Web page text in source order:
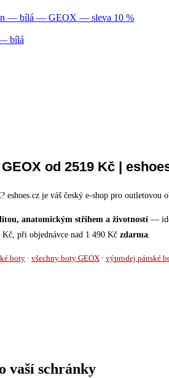
bílá
od 2519 Kč |
? eshoes.cz je váš český e-shop pro outletovou
anatomickým střihem a životností —
při objednávce nad 1 490 Kč zdarma
boty · všechny boty GEOX · výprodej pánské
vaší schránky